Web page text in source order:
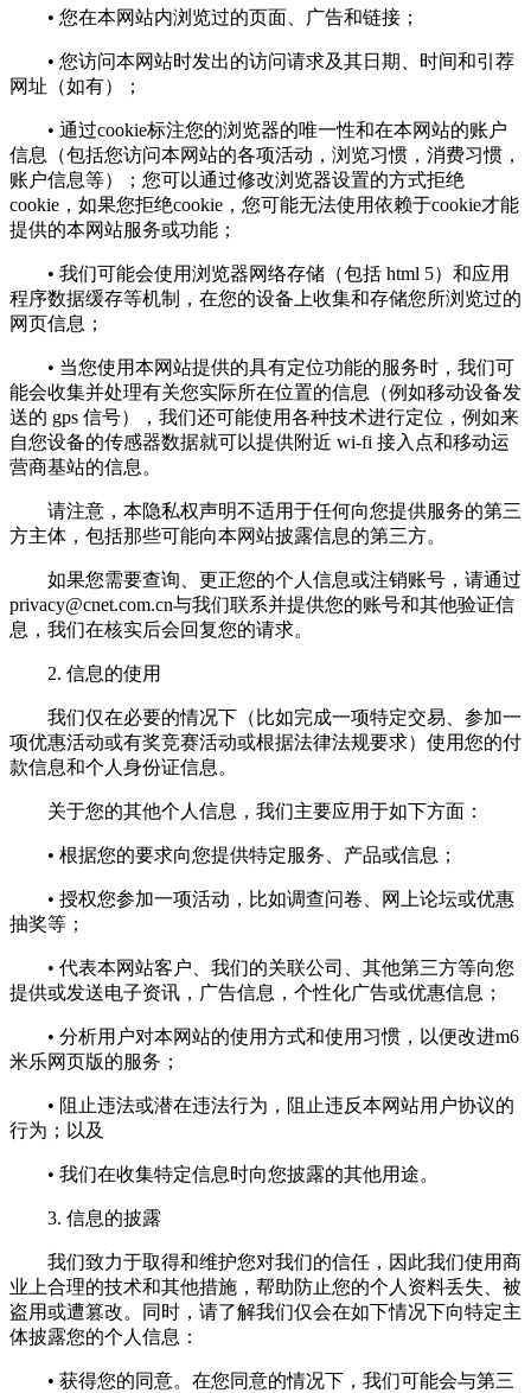
• 您在本网站内浏览过的页面、广告和链接；
• 您访问本网站时发出的访问请求及其日期、时间和引荐
网址（如有）；
• 通过cookie标注您的浏览器的唯一性和在本网站的账户
信息（包括您访问本网站的各项活动，浏览习惯，消费习惯，
账户信息等）；您可以通过修改浏览器设置的方式拒绝
cookie，如果您拒绝cookie，您可能无法使用依赖于cookie才能
提供的本网站服务或功能；
• 我们可能会使用浏览器网络存储（包括 html 5）和应用
程序数据缓存等机制，在您的设备上收集和存储您所浏览过的
网页信息；
• 当您使用本网站提供的具有定位功能的服务时，我们可
能会收集并处理有关您实际所在位置的信息（例如移动设备发
送的 gps 信号），我们还可能使用各种技术进行定位，例如来
自您设备的传感器数据就可以提供附近 wi-fi 接入点和移动运
营商基站的信息。
请注意，本隐私权声明不适用于任何向您提供服务的第三
方主体，包括那些可能向本网站披露信息的第三方。
如果您需要查询、更正您的个人信息或注销账号，请通过
privacy@cnet.com.cn与我们联系并提供您的账号和其他验证信
息，我们在核实后会回复您的请求。
2. 信息的使用
我们仅在必要的情况下（比如完成一项特定交易、参加一
项优惠活动或有奖竞赛活动或根据法律法规要求）使用您的付
款信息和个人身份证信息。
关于您的其他个人信息，我们主要应用于如下方面：
• 根据您的要求向您提供特定服务、产品或信息；
• 授权您参加一项活动，比如调查问卷、网上论坛或优惠
抽奖等；
• 代表本网站客户、我们的关联公司、其他第三方等向您
提供或发送电子资讯，广告信息，个性化广告或优惠信息；
• 分析用户对本网站的使用方式和使用习惯，以便改进m6
米乐网页版的服务；
• 阻止违法或潜在违法行为，阻止违反本网站用户协议的
行为；以及
• 我们在收集特定信息时向您披露的其他用途。
3. 信息的披露
我们致力于取得和维护您对我们的信任，因此我们使用商
业上合理的技术和其他措施，帮助防止您的个人资料丢失、被
盗用或遭篡改。同时，请了解我们仅会在如下情况下向特定主
体披露您的个人信息：
• 获得您的同意。在您同意的情况下，我们可能会与第三